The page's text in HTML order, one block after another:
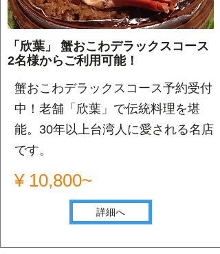
「欣葉」 蟹おこわデラックスコース
2名様からご利用可能！
蟹おこわデラックスコース予約受付
中！老舗「欣葉」で伝統料理を堪
能。30年以上台湾人に愛される名店
です。
¥ 10,800~
詳細へ